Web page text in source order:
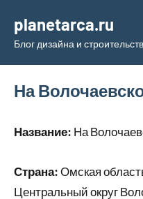
содержимому
planetarca.ru
Блог дизайна и
На
Название: На
Страна: Омская
Центральный округ